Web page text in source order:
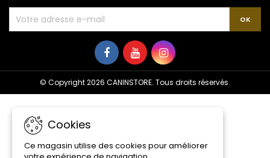
Cookies
Ce magasin utilise des cookies pour améliorer
© Copyright 2026 CANINSTORE. Tous droits réservés.